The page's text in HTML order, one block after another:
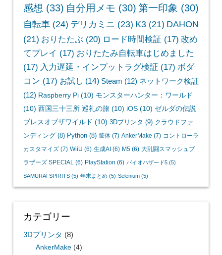
感想 (33) 自分用メモ (30) 第一印象 (30)
自転車(24) デリカミニ (23) K3(21) DAHON
(21) おりたたぶ (20) ロード時間検証 (17) 改め
てプレイ (17) おりたたみ自転車はじめました
(17) 入力遅延・インプットラグ検証 (17) ボダ
コン (17) お試し (14) Steam (12) ネットワーク検証
(12) Raspberry Pi(10) モンスターハンター：ワールド
(10) 西国三十三所 巡礼の旅(10) iOS(10) ゼルダの伝説
ブレスオブザワイルド (10) 3Dプリンタ (9) クラウドファ
ンディング(8) Python(8) 筐体(7) AnkerMake (7) コントローラ
カスタマイズ(7) WiiU (6) 生成AI (6) M5(6) 大乱闘スマッシュブ
ラザーズ SPECIAL (6) PlayStation (6) バイオハザード5(5)
SAMURAI SPIRITS(5) 年末まとめ(5) Selenium(5)
カテゴリー
3Dプリンタ (8)
AnkerMake(4)